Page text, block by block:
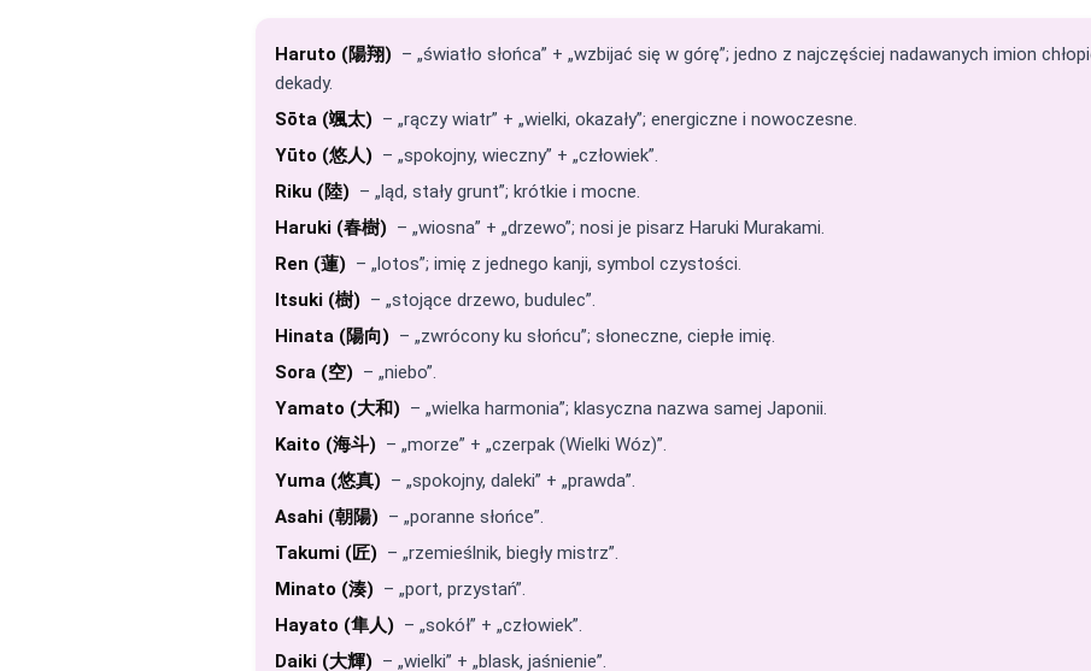
Haruto (陽翔) – „światło słońca” + „wzbijać się w górę”; jedno z najczęściej nadawanych imion
dekady.
Sōta (颯太) – „rączy wiatr” + „wielki, okazały”; energiczne i nowoczesne.
Yūto (悠人) – „spokojny, wieczny” + „człowiek”.
Riku (陸) – „ląd, stały grunt”; krótkie i mocne.
Haruki (春樹) – „wiosna” + „drzewo”; nosi je pisarz Haruki Murakami.
Ren (蓮) – „lotos”; imię z jednego kanji, symbol czystości.
Itsuki (樹) – „stojące drzewo, budulec”.
Hinata (陽向) – „zwrócony ku słońcu”; słoneczne, ciepłe imię.
Sora (空) – „niebo”.
Yamato (大和) – „wielka harmonia”; klasyczna nazwa samej Japonii.
Kaito (海斗) – „morze” + „czerpak (Wielki Wóz)”.
Yuma (悠真) – „spokojny, daleki” + „prawda”.
Asahi (朝陽) – „poranne słońce”.
Takumi (匠) – „rzemieślnik, biegły mistrz”.
Minato (湊) – „port, przystań”.
Hayato (隼人) – „sokół” + „człowiek”.
Daiki (大輝) – „wielki” + „blask, jaśnienie”.